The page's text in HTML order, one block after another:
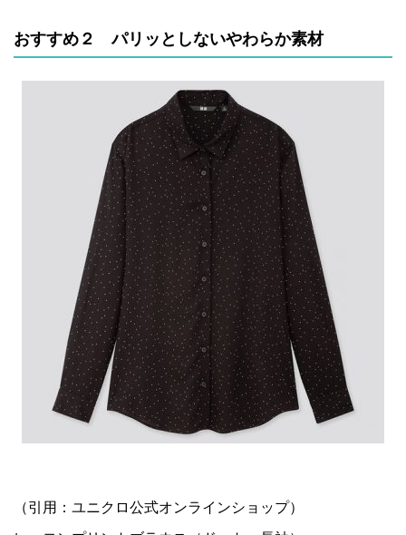
おすすめ２ パリッとしないやわらか素材
（引用：ユニクロ公式オンラインショップ）